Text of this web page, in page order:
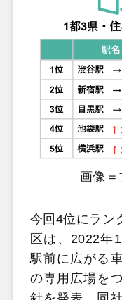
画像＝
今回4位にラン
区は、2022年
駅前に広がる
の専用広場を